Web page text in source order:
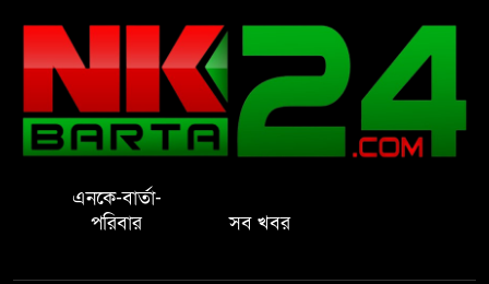
সেলিম
নোয়াখালীতে ইসলামী মহা-সমাবেশ
সফল করতে মতবিনিময় সভা
হাতে ধর্ষণের শিকার স্কুলছাত্রী
এনকে-বার্তা-
পরিবার
সব খবর